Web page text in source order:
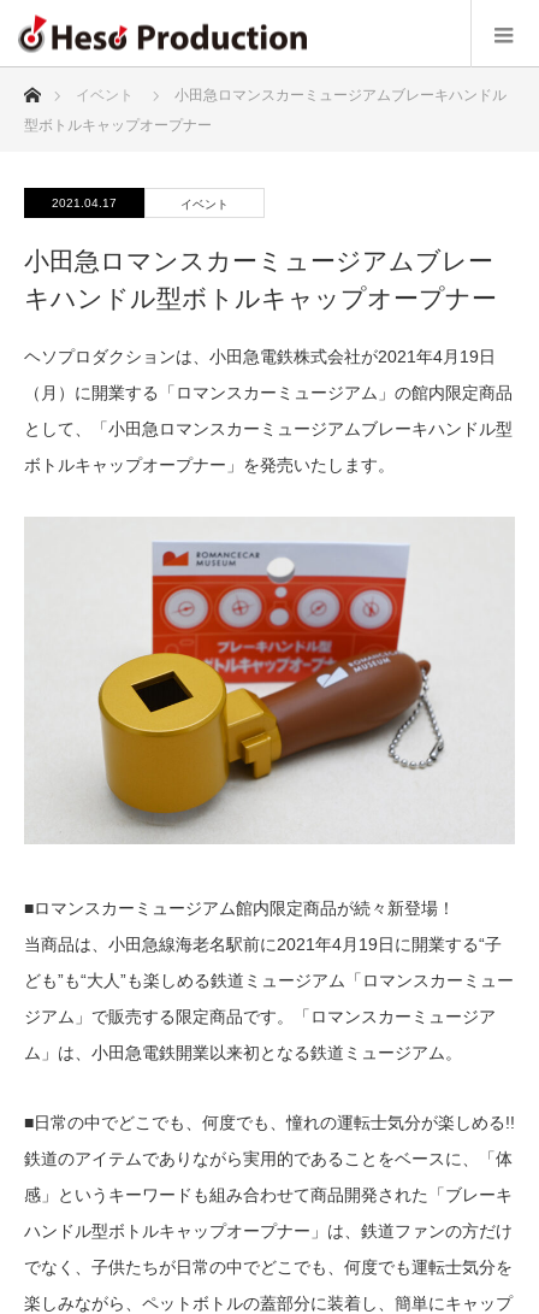
ホームイベント
小田急ロマンスカーミュージアムブレーキハンドル
型ボトルキャップオープナー
2021.04.17 イベント
小田急ロマンスカーミュージアムブレー
キハンドル型ボトルキャップオープナー
ヘソプロダクションは、小田急電鉄株式会社が2021年4月19日
（月）に開業する「ロマンスカーミュージアム」の館内限定商品
として、「小田急ロマンスカーミュージアムブレーキハンドル型
ボトルキャップオープナー」を発売いたします。
■ロマンスカーミュージアム館内限定商品が続々新登場！
当商品は、小田急線海老名駅前に2021年4月19日に開業する“子
ども”も“大人”も楽しめる鉄道ミュージアム「ロマンスカーミュー
ジアム」で販売する限定商品です。「ロマンスカーミュージア
ム」は、小田急電鉄開業以来初となる鉄道ミュージアム。
■日常の中でどこでも、何度でも、憧れの運転士気分が楽しめる!!
鉄道のアイテムでありながら実用的であることをベースに、「体
感」というキーワードも組み合わせて商品開発された「ブレーキ
ハンドル型ボトルキャップオープナー」は、鉄道ファンの方だけ
でなく、子供たちが日常の中でどこでも、何度でも運転士気分を
楽しみながら、ペットボトルの蓋部分に装着し、簡単にキャップ